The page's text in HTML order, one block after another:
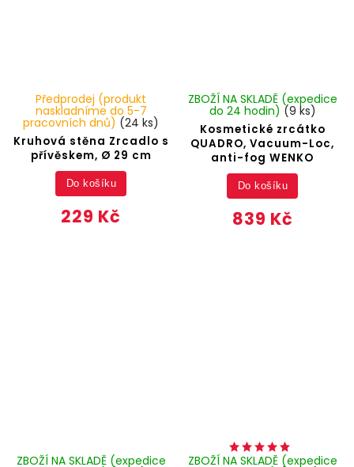
Kruhová stěna Zrcadlo s
přívěskem, Ø 29 cm
Předprodej (produkt
naskladníme do 5-7
pracovních dnů) (24 ks)
229 Kč
Do košíku
Kosmetické zrcátko
QUADRO, Vacuum-Loc,
anti-fog WENKO
ZBOŽÍ NA SKLADĚ (expedice
do 24 hodin) (9 ks)
839 Kč
Do košíku
ZBOŽÍ NA SKLADĚ (expedice ZBOŽÍ NA SKLADĚ (expedice